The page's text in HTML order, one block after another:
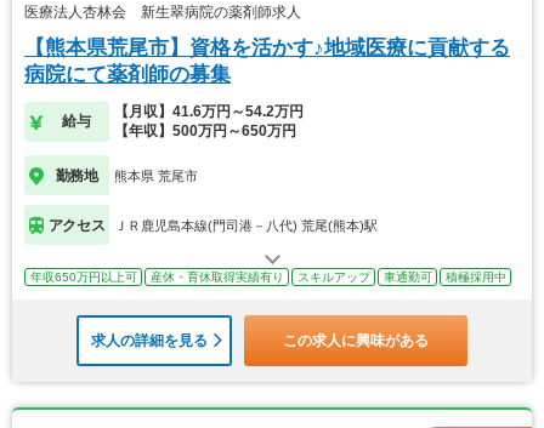
医療法人杏林会 新生翠病院の薬剤師求人
【熊本県荒尾市】資格を活かす♪地域医療に貢献する
病院にて薬剤師の募集
給与
【月収】41.6万円～54.2万円
【年収】500万円～650万円
勤務地 熊本県 荒尾市
アクセス ＪＲ鹿児島本線(門司港－八代) 荒尾(熊本)駅
年収650万円以上可 産休・育休取得実績有り スキルアップ 車通勤可 積極採用中
求人の詳細を見る この求人に興味がある